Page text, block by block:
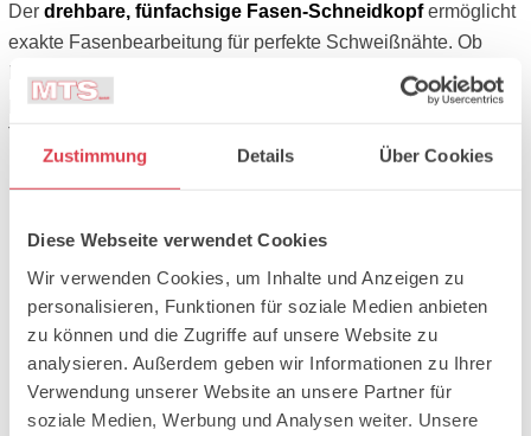
Zustimmung Details Über Cookies
Diese Webseite verwendet Cookies
Wir verwenden Cookies, um Inhalte und Anzeigen zu
personalisieren, Funktionen für soziale Medien anbieten
zu können und die Zugriffe auf unsere Website zu
analysieren. Außerdem geben wir Informationen zu Ihrer
Verwendung unserer Website an unsere Partner für
soziale Medien, Werbung und Analysen weiter. Unsere
Der drehbare, fünfachsige Fasen-Schneidkopfermöglicht
exakte Fasenbearbeitung für perfekte Schweißnähte. Ob
komplizierte Kantenbearbeitung
, schräge Schnitte oder
präzise Vorbereitungen für hochfeste Verbindungen, diese
Technologie schafft echte Vorteile in der Fertigung.